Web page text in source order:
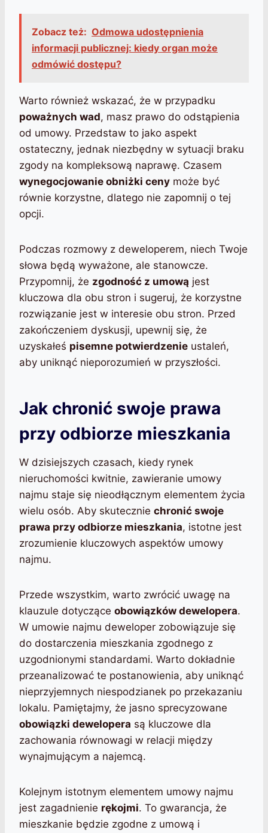
Zobacz też: Odmowa udostępnienia
informacji publicznej: kiedy organ może
odmówić dostępu?
Warto również wskazać, że w przypadku
poważnych wad, masz prawo do odstąpienia
od umowy. Przedstaw to jako aspekt
ostateczny, jednak niezbędny w sytuacji braku
zgody na kompleksową naprawę. Czasem
wynegocjowanie obniżki ceny może być
równie korzystne, dlatego nie zapomnij o tej
opcji.
Podczas rozmowy z deweloperem, niech Twoje
słowa będą wyważone, ale stanowcze.
Przypomnij, że zgodność z umową jest
kluczowa dla obu stron i sugeruj, że korzystne
rozwiązanie jest w interesie obu stron. Przed
zakończeniem dyskusji, upewnij się, że
uzyskałeś pisemne potwierdzenie ustaleń,
aby uniknąć nieporozumień w przyszłości.
Jak chronić swoje prawa
przy odbiorze mieszkania
W dzisiejszych czasach, kiedy rynek
nieruchomości kwitnie, zawieranie umowy
najmu staje się nieodłącznym elementem życia
wielu osób. Aby skutecznie chronić swoje
prawa przy odbiorze mieszkania, istotne jest
zrozumienie kluczowych aspektów umowy
najmu.
Przede wszystkim, warto zwrócić uwagę na
klauzule dotyczące obowiązków dewelopera.
W umowie najmu deweloper zobowiązuje się
do dostarczenia mieszkania zgodnego z
uzgodnionymi standardami. Warto dokładnie
przeanalizować te postanowienia, aby uniknąć
nieprzyjemnych niespodzianek po przekazaniu
lokalu. Pamiętajmy, że jasno sprecyzowane
obowiązki dewelopera są kluczowe dla
zachowania równowagi w relacji między
wynajmującym a najemcą.
Kolejnym istotnym elementem umowy najmu
jest zagadnienie rękojmi. To gwarancja, że
mieszkanie będzie zgodne z umową i